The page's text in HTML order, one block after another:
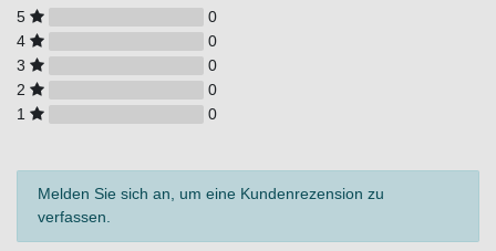
5
0
4
0
3
0
2
0
1
0
Melden Sie sich an, um eine Kundenrezension zu
verfassen.